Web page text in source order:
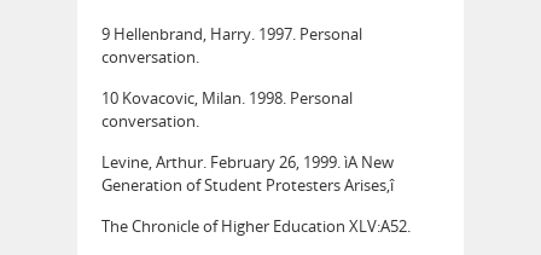
9 Hellenbrand, Harry. 1997. Personal
conversation.
10 Kovacovic, Milan. 1998. Personal
conversation.
Levine, Arthur. February 26, 1999. ìA New
Generation of Student Protesters Arises,î
The Chronicle of Higher Education XLV:A52.